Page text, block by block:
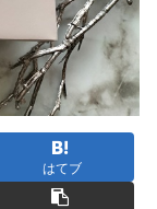
はてブ